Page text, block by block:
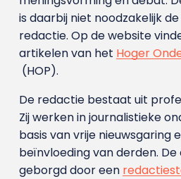
is daarbij niet noodzakelijk
redactie. Op de website
artikelen van het Hoger
(HOP).
De redactie bestaat uit
Zij werken in journalistieke
basis van vrije nieuwsgaring
beïnvloeding van derden. De
geborgd door een